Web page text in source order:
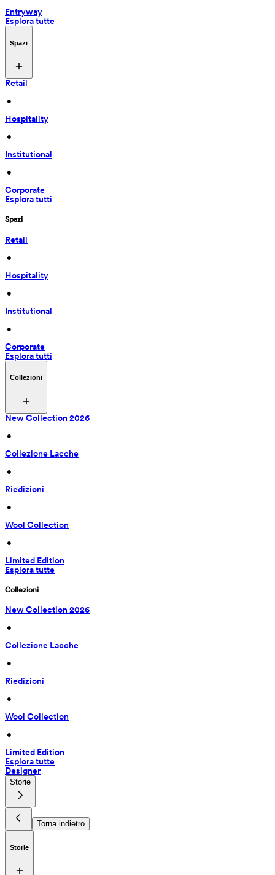
Entryway
Esplora tutte
Spazi
Retail
•
Hospitality
•
Institutional
•
Corporate
Esplora tutti
Spazi
Retail
•
Hospitality
•
Institutional
•
Corporate
Esplora tutti
Collezioni
New Collection 2026
•
Collezione Lacche
•
Riedizioni
•
Wool Collection
•
Limited Edition
Esplora tutte
Collezioni
New Collection 2026
•
Collezione Lacche
•
Riedizioni
•
Wool Collection
•
Limited Edition
Esplora tutte
Designer
Storie
Torna indietro
Storie